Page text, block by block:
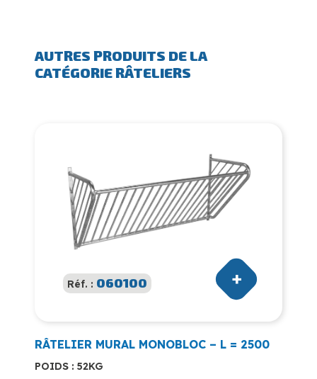
AUTRES PRODUITS DE LA
CATÉGORIE RÂTELIERS
Réf. : 060100
RÂTELIER MURAL MONOBLOC – L = 2500
POIDS : 52KG